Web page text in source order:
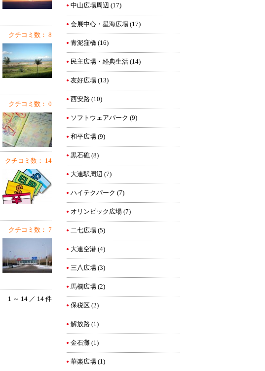
クチコミ数： 8
クチコミ数： 0
クチコミ数： 14
クチコミ数： 7
1 ～ 14 ／ 14 件
中山広場周辺 (17)
会展中心・星海広場 (17)
青泥窪橋 (16)
民主広場・経典生活 (14)
友好広場 (13)
西安路 (10)
ソフトウェアパーク (9)
和平広場 (9)
黒石礁 (8)
大連駅周辺 (7)
ハイテクパーク (7)
オリンピック広場 (7)
二七広場 (5)
大連空港 (4)
三八広場 (3)
馬欄広場 (2)
保税区 (2)
解放路 (1)
金石灘 (1)
華楽広場 (1)